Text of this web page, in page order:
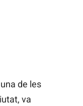
de les
va